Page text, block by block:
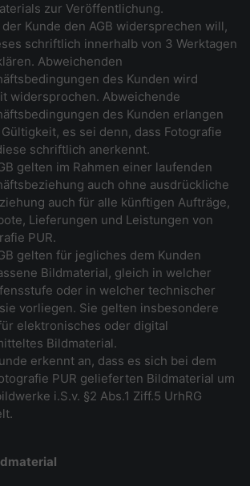
zur Veröffentlichung.
der Kunde den AGB widersprechen will,
schriftlich innerhalb von 3 Werktagen
Abweichenden
des Kunden wird
widersprochen. Abweichende
des Kunden erlangen
es sei denn, dass Fotografie
schriftlich anerkennt.
gelten im Rahmen einer laufenden
auch ohne ausdrückliche
auch für alle künftigen Aufträge,
Lieferungen und Leistungen von
PUR.
gelten für jegliches dem Kunden
Bildmaterial, gleich in welcher
oder in welcher technischer
vorliegen. Sie gelten insbesondere
elektronisches oder digital
Bildmaterial.
erkennt an, dass es sich bei dem
PUR gelieferten Bildmaterial um
i.S.v. §2 Abs.1 Ziff.5 UrhRG